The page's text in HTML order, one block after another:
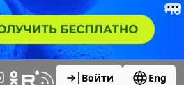
Войти Eng